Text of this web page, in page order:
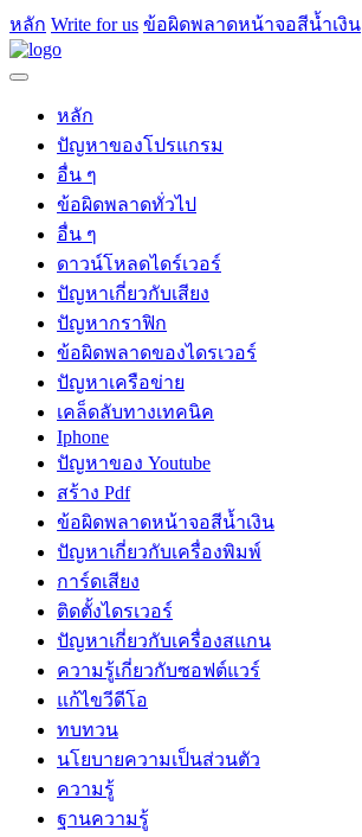
หลัก Write for us ข้อผิดพลาดหน้าจอสีน้ำเงิน
หลัก
ปัญหาของโปรแกรม
อื่น ๆ
ข้อผิดพลาดทั่วไป
อื่น ๆ
ดาวน์โหลดไดร์เวอร์
ปัญหาเกี่ยวกับเสียง
ปัญหากราฟิก
ข้อผิดพลาดของไดรเวอร์
ปัญหาเครือข่าย
เคล็ดลับทางเทคนิค
Iphone
ปัญหาของ Youtube
สร้าง Pdf
ข้อผิดพลาดหน้าจอสีน้ำเงิน
ปัญหาเกี่ยวกับเครื่องพิมพ์
การ์ดเสียง
ติดตั้งไดรเวอร์
ปัญหาเกี่ยวกับเครื่องสแกน
ความรู้เกี่ยวกับซอฟต์แวร์
แก้ไขวีดีโอ
ทบทวน
นโยบายความเป็นส่วนตัว
ความรู้
ฐานความรู้